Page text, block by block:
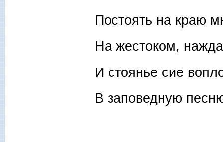
Постоять на краю
На жестоком,
И стоянье сие
В заповедную